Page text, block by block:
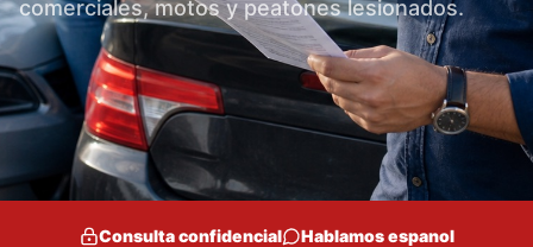
comerciales, motos y peatones lesionados.
Consulta confidencial
Hablamos espanol